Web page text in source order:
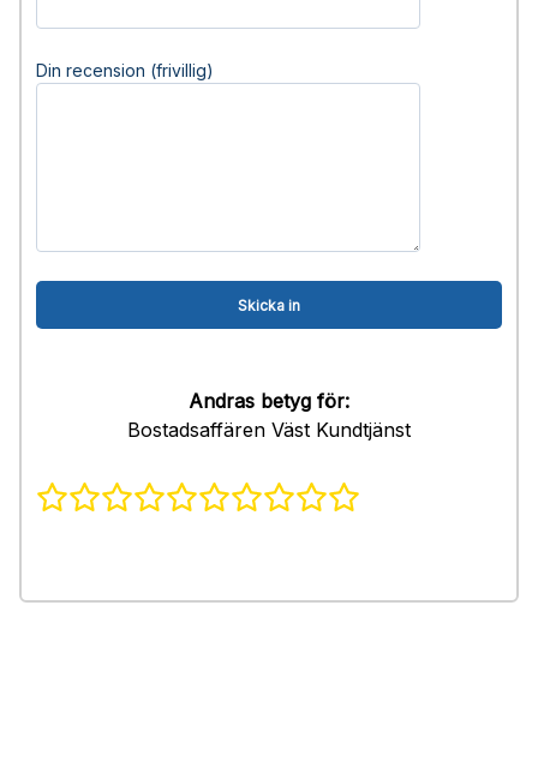
Din recension (frivillig)
Andras betyg för:
Bostadsaffären Väst Kundtjänst